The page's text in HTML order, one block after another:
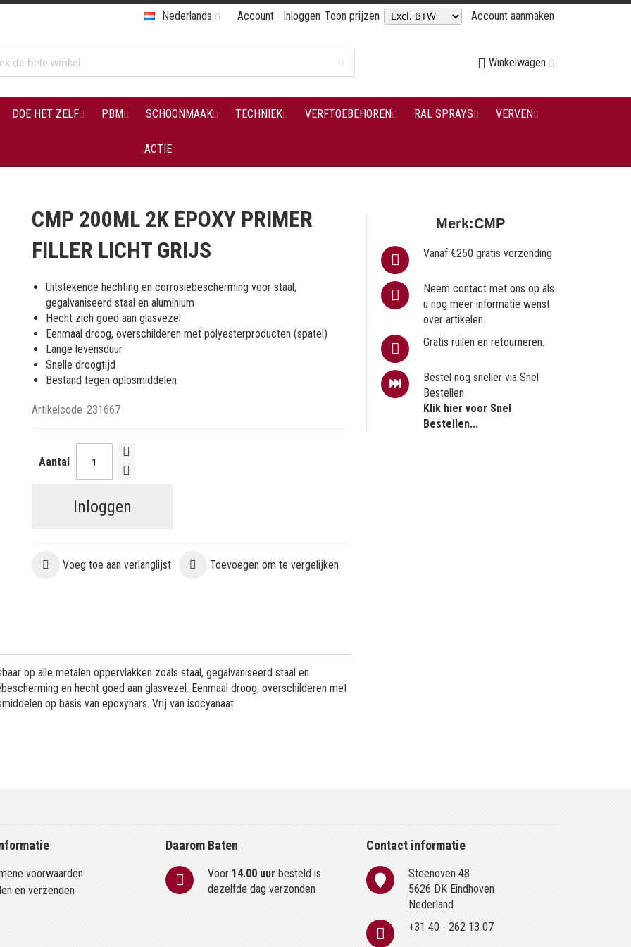
Account Inloggen Toon prijzen Account aanmaken
Nederlands
Winkelwagen
DOE HET ZELF PBM SCHOONMAAK TECHNIEK VERFTOEBEHOREN RAL SPRAYS VERVEN
ACTIE
CMP 200ML 2K EPOXY PRIMER
FILLER LICHT GRIJS
Uitstekende hechting en corrosiebescherming voor staal,
gegalvaniseerd staal en aluminium
Hecht zich goed aan glasvezel
Eenmaal droog, overschilderen met polyesterproducten (spatel)
Lange levensduur
Snelle droogtijd
Bestand tegen oplosmiddelen
Artikelcode 231667
Aantal
Inloggen
Voeg toe aan verlanglijst Toevoegen om te vergelijken
Merk:CMP
Vanaf €250 gratis verzending
Neem contact met ons op als
u nog meer informatie wenst
over artikelen.
Gratis ruilen en retourneren.
Bestel nog sneller via Snel
Bestellen
Klik hier voor Snel
Bestellen...
op alle metalen oppervlakken zoals staal, gegalvaniseerd staal en
en hecht goed aan glasvezel. Eenmaal droog, overschilderen met
op basis van epoxyhars. Vrij van isocyanaat.
voorwaarden
en verzenden
Daarom Baten
Voor 14.00 uur besteld is
dezelfde dag verzonden
Contact informatie
Steenoven 48
5626 DK Eindhoven
Nederland
+31 40 - 262 13 07